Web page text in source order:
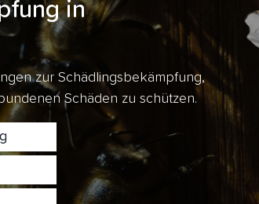
in
zur Schädlingsbekämpfung,
Schäden zu schützen.